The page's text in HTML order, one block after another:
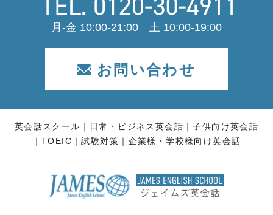
月-金 10:00-21:00 土 10:00-19:00
お問い合わせ
英会話スクール 日常・ビジネス英会話
子供向け英会話
TOEIC
試験対策 企業様・学校様向け英会話